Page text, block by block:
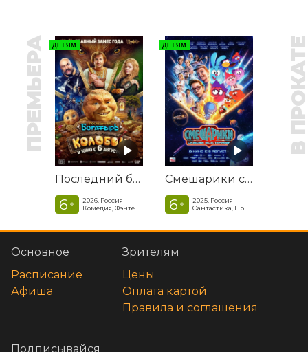
ПРЕМЬЕРА ДЕТЯМ
Последний богатырь. Колобок
6 +
2026, Россия
Комедия, Фэнтези, Приключения
ДЕТЯМ
Смешарики сквозь вселенные
6 +
2025, Россия
Фантастика, Приключенческая комедия
В
Основное
Расписание
Афиша
Зрителям
Цены
Оплата картой
Правила и соглашения
Подписывайся